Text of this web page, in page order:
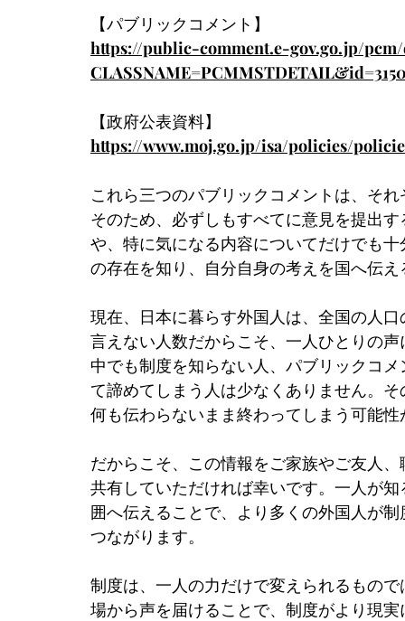
【パブリックコメント】
https://public-comment.e-gov.go.jp/
【政府公表資料】
https://www.moj.go.jp/isa/policies/
これら三つのパブリックコメントは、そ
そのため、必ずしもすべてに意見を提出
や、特に気になる内容についてだけでも
の存在を知り、自分自身の考えを国へ伝
現在、日本に暮らす外国人は、全国の人
言えない人数だからこそ、一人ひとりの
中でも制度を知らない人、パブリックコ
て諦めてしまう人は少なくありません。
何も伝わらないまま終わってしまう可能
だからこそ、この情報をご家族やご友人
共有していただければ幸いです。一人が
囲へ伝えることで、より多くの外国人が
つながります。
制度は、一人の力だけで変えられるもの
場から声を届けることで、制度がより現